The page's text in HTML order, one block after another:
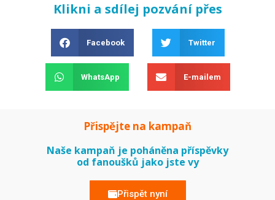
Klikni a sdílej pozvání přes
Facebook Twitter
WhatsApp E-mailem
Přispějte na kampaň
Naše kampaň je poháněna příspěvky
od fanoušků jako jste vy
Přispět nyní